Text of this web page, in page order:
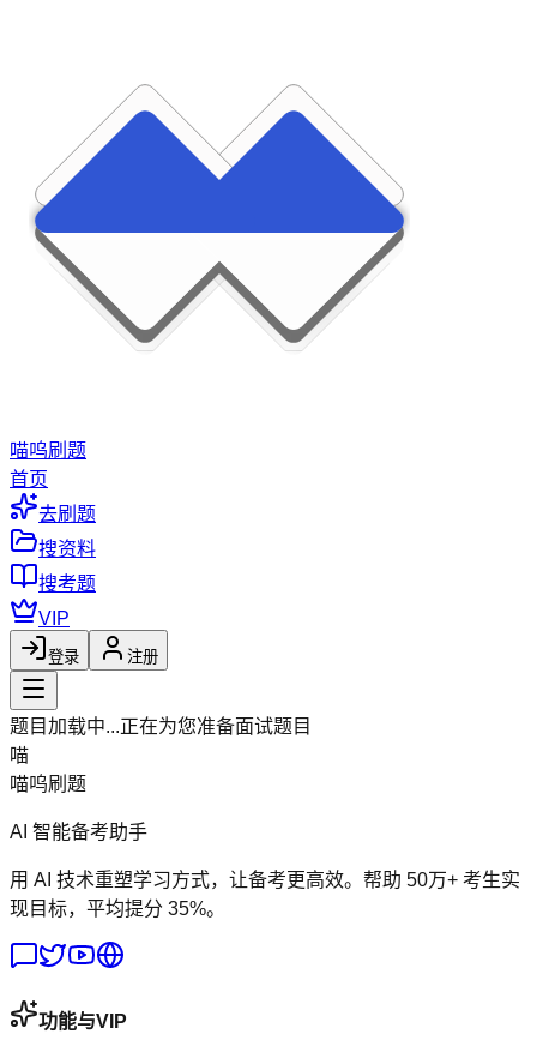
喵呜刷题
首页
去刷题
搜资料
搜考题
VIP
登录 注册
题目加载中...正在为您准备面试题目
喵
喵呜刷题
AI 智能备考助手
用 AI 技术重塑学习方式，让备考更高效。帮助 50万+ 考生实
现目标，平均提分 35%。
功能与VIP